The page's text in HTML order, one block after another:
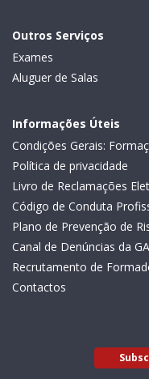
Outros Serviços
Exames
Aluguer de Salas
Informações Úteis
Condições Gerais:
Política de privacidade
Livro de Reclamações
Código de Conduta
Plano de Prevenção de
Canal de Denúncias da
Recrutamento de
Contactos